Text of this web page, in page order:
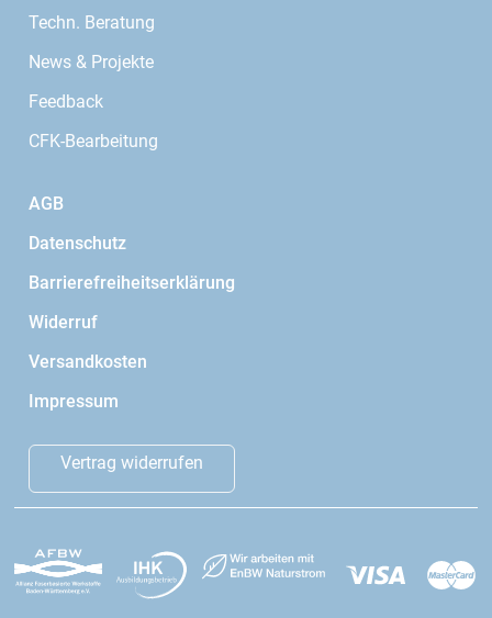
Techn. Beratung
News & Projekte
Feedback
CFK-Bearbeitung
AGB
Datenschutz
Barrierefreiheitserklärung
Widerruf
Versandkosten
Impressum
Vertrag widerrufen